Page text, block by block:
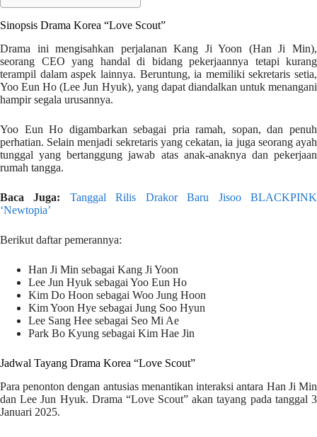
Sinopsis Drama Korea “Love Scout”
Drama ini mengisahkan perjalanan Kang Ji Yoon (Han Ji Min),
seorang CEO yang handal di bidang pekerjaannya tetapi kurang
terampil dalam aspek lainnya. Beruntung, ia memiliki sekretaris setia,
Yoo Eun Ho (Lee Jun Hyuk), yang dapat diandalkan untuk menangani
hampir segala urusannya.
Yoo Eun Ho digambarkan sebagai pria ramah, sopan, dan penuh
perhatian. Selain menjadi sekretaris yang cekatan, ia juga seorang ayah
tunggal yang bertanggung jawab atas anak-anaknya dan pekerjaan
rumah tangga.
Baca Juga:
Tanggal Rilis Drakor Baru Jisoo BLACKPINK
‘Newtopia’
Berikut daftar pemerannya:
Han Ji Min sebagai Kang Ji Yoon
Lee Jun Hyuk sebagai Yoo Eun Ho
Kim Do Hoon sebagai Woo Jung Hoon
Kim Yoon Hye sebagai Jung Soo Hyun
Lee Sang Hee sebagai Seo Mi Ae
Park Bo Kyung sebagai Kim Hae Jin
Jadwal Tayang Drama Korea “Love Scout”
Para penonton dengan antusias menantikan interaksi antara Han Ji Min
dan Lee Jun Hyuk. Drama “Love Scout” akan tayang pada tanggal 3
Januari 2025.